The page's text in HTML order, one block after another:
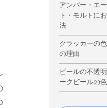
アンバー・エ
ト・モルトに
法
クラッカーの
の理由
ビールの不透
ークビールの